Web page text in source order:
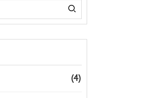
(4)